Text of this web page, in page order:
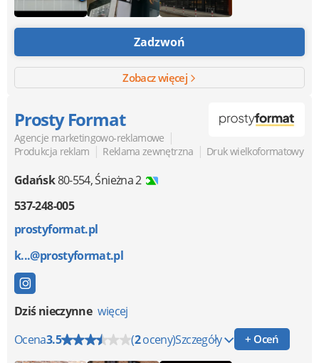
Zadzwoń
Zobacz więcej
Prosty Format
Agencje marketingowo-reklamowe |
Produkcja reklam | Reklama zewnętrzna | Druk wielkoformatowy
Gdańsk80-554,Śnieżna 2
537-248-005
prostyformat.pl
k...@prostyformat.pl
Dziś nieczynne więcej
Ocena3.5 (2oceny)Szczegóły + Oceń